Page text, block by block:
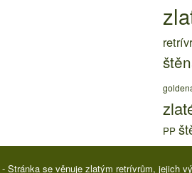
PP
- Stránka se věnuje zlatým retrívrům, jejich